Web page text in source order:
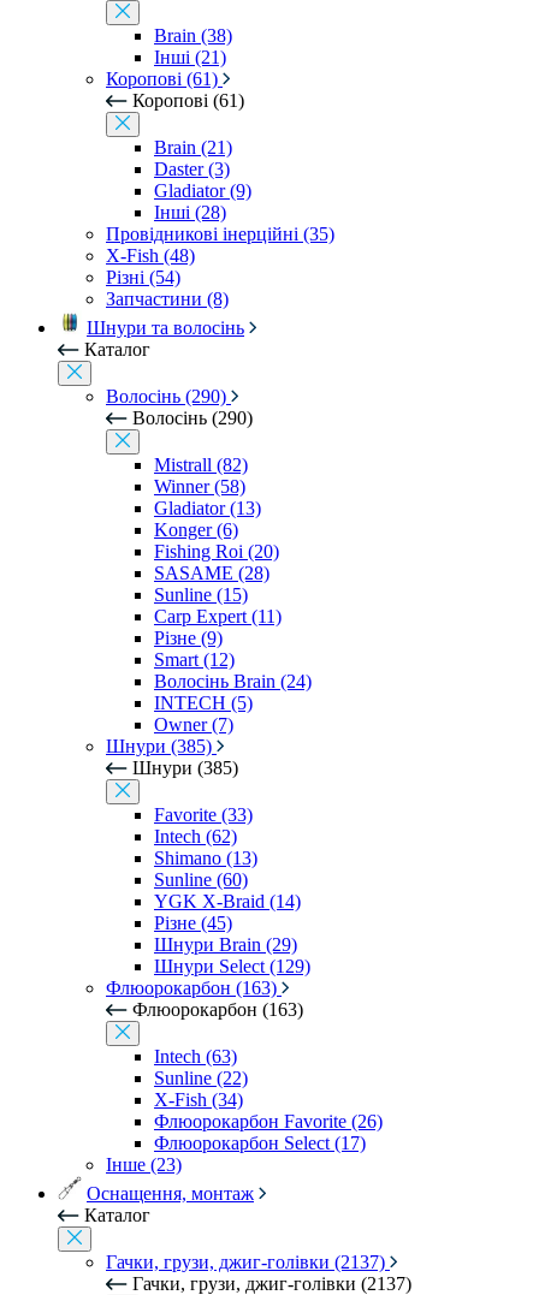
Brain (38)
Інші (21)
Коропові (61)
Коропові (61)
Brain (21)
Daster (3)
Gladiator (9)
Інші (28)
Провідникові інерційні (35)
X-Fish (48)
Різні (54)
Запчастини (8)
Шнури та волосінь
Каталог
Волосінь (290)
Волосінь (290)
Mistrall (82)
Winner (58)
Gladiator (13)
Konger (6)
Fishing Roi (20)
SASAME (28)
Sunline (15)
Carp Expert (11)
Різне (9)
Smart (12)
Волосінь Brain (24)
INTECH (5)
Owner (7)
Шнури (385)
Шнури (385)
Favorite (33)
Intech (62)
Shimano (13)
Sunline (60)
YGK X-Braid (14)
Різне (45)
Шнури Brain (29)
Шнури Select (129)
Флюорокарбон (163)
Флюорокарбон (163)
Intech (63)
Sunline (22)
X-Fish (34)
Флюорокарбон Favorite (26)
Флюорокарбон Select (17)
Інше (23)
Оснащення, монтаж
Каталог
Гачки, грузи, джиг-голівки (2137)
Гачки, грузи, джиг-голівки (2137)